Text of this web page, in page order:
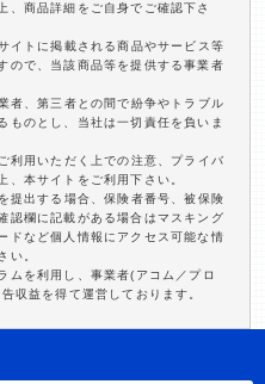
、商品詳細をご自身でご確認下さ
イトに掲載される商品やサービス等
ので、当該商品等を提供する事業者
者、第三者との間で紛争やトラブル
ものとし、当社は一切責任を負いま
利用いただく上での注意、プライバ
、本サイトをご利用下さい。
提出する場合、保険者番号、被保険
認欄に記載がある場合はマスキング
ドなど個人情報にアクセス可能な情
い。
を利用し、事業者(アコム／プロ
収益を得て運営しております。